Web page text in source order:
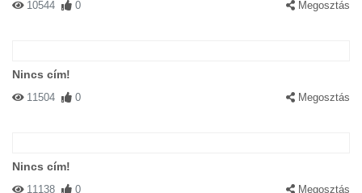
10544 0 Megosztás
Nincs cím!
11504 0 Megosztás
Nincs cím!
11138 0 Megosztás